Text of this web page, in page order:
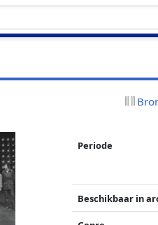
Periode
Beschikbaar in